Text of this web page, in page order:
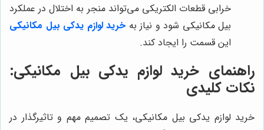
خرابی قطعات الکتریکی می‌تواند منجر به اختلال در عملکرد
بیل مکانیکی شود و نیاز به خرید لوازم یدکی بیل مکانیکی
این قسمت را ایجاد کند.
راهنمای خرید لوازم یدکی بیل مکانیکی:
نکات کلیدی
خرید لوازم یدکی بیل مکانیکی، یک تصمیم مهم و تاثیرگذار در